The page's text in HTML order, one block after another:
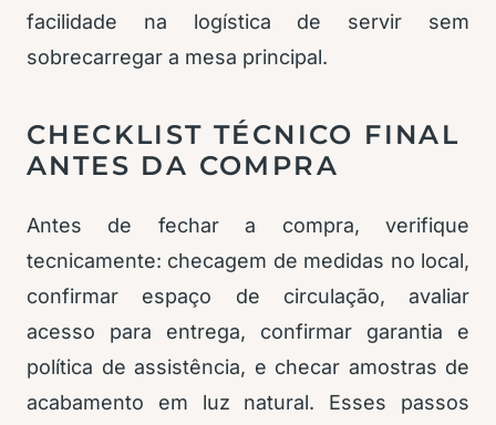
facilidade na logística de servir sem
sobrecarregar a mesa principal.
CHECKLIST TÉCNICO FINAL
ANTES DA COMPRA
Antes de fechar a compra, verifique
tecnicamente: checagem de medidas no local,
confirmar espaço de circulação, avaliar
acesso para entrega, confirmar garantia e
política de assistência, e checar amostras de
acabamento em luz natural. Esses passos